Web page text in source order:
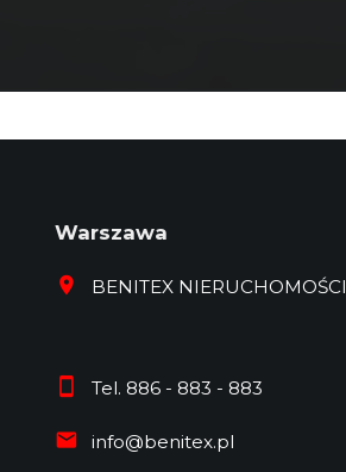
Warszawa
BENITEX NIERUCHOMOŚCI
Tel. 886 - 883 - 883
info@benitex.pl